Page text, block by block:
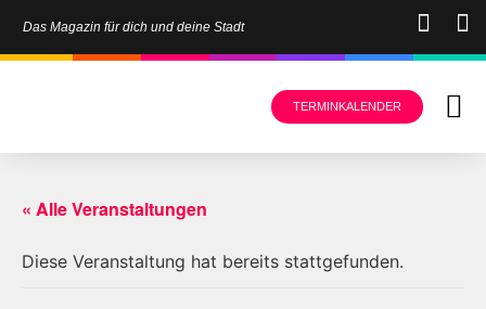
Das Magazin für dich und deine Stadt
TERMINKALENDER
« Alle Veranstaltungen
Diese Veranstaltung hat bereits stattgefunden.